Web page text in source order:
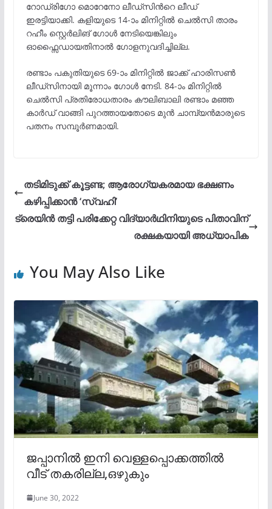
റോഡ്രിഗോ മൊറേനോ ലീഡ്സിന്‍റെ ലീഡ്
ഇരട്ടിയാക്കി. കളിയുടെ 14-ാം മിനിറ്റിൽ ചെൽസി താരം
റഹീം സ്റ്റെർലിങ് ഗോൾ നേടിയെങ്കിലും
ഓഫ്സൈഡായതിനാൽ ഗോളനുവദിച്ചില്ല.
രണ്ടാം പകുതിയുടെ 69-ാം മിനിറ്റിൽ ജാക്ക് ഹാരിസൺ
ലീഡ്സിനായി മൂന്നാം ഗോൾ നേടി. 84-ാം മിനിറ്റില്‍
ചെല്‍സി പ്രതിരോധതാരം കൗലിബാലി രണ്ടാം മഞ്ഞ
കാര്‍ഡ് വാങ്ങി പുറത്തായതോടെ മുന്‍ ചാമ്പ്യന്‍മാരുടെ
പതനം സമ്പൂര്‍ണമായി.
തടിമിടുക്ക് കൂട്ടണ്ട; ആരോഗ്യകരമായ ഭക്ഷണം
കഴിപ്പിക്കാൻ ‘സ്വഹി’
ട്രെയിന്‍ തട്ടി പരിക്കേറ്റ വിദ്യാർഥിനിയുടെ പിതാവിന്
രക്ഷകയായി അധ്യാപിക
You May Also Like
ജപ്പാനിൽ ഇനി വെള്ളപ്പൊക്കത്തിൽ
വീട് തകരില്ല,ഒഴുകും
June 30, 2022